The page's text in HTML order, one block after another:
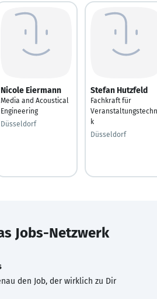
Nicole Eiermann
Media and Acoustical
Engineering
Düsseldorf
Stefan Hutzfeld
Fachkraft für
k
Düsseldorf
Jobs-Netzwerk
den Job, der wirklich zu Dir